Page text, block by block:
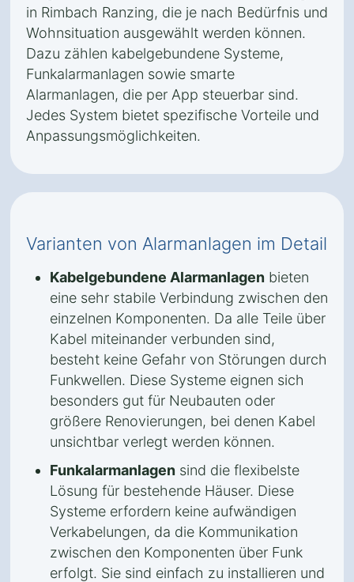
in Rimbach Ranzing, die je nach Bedürfnis und
Wohnsituation ausgewählt werden können.
Dazu zählen kabelgebundene Systeme,
Funkalarmanlagen sowie smarte
Alarmanlagen, die per App steuerbar sind.
Jedes System bietet spezifische Vorteile und
Anpassungsmöglichkeiten.
Varianten von Alarmanlagen im Detail
Kabelgebundene Alarmanlagen bieten
eine sehr stabile Verbindung zwischen den
einzelnen Komponenten. Da alle Teile über
Kabel miteinander verbunden sind,
besteht keine Gefahr von Störungen durch
Funkwellen. Diese Systeme eignen sich
besonders gut für Neubauten oder
größere Renovierungen, bei denen Kabel
unsichtbar verlegt werden können.
Funkalarmanlagen sind die flexibelste
Lösung für bestehende Häuser. Diese
Systeme erfordern keine aufwändigen
Verkabelungen, da die Kommunikation
zwischen den Komponenten über Funk
erfolgt. Sie sind einfach zu installieren und